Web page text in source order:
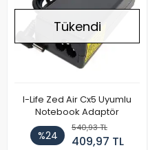
Tükendi
I-Life Zed Air Cx5 Uyumlu
Notebook Adaptör
%24
540,93 TL
409,97 TL